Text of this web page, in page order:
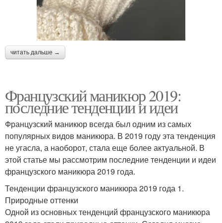
читать дальше →
Французский маникюр 2019:
последние тенденции и идеи
Французский маникюр всегда был одним из самых
популярных видов маникюра. В 2019 году эта тенденция
не угасла, а наоборот, стала еще более актуальной. В
этой статье мы рассмотрим последние тенденции и идеи
французского маникюра 2019 года.
Тенденции французского маникюра 2019 года 1.
Природные оттенки
Одной из основных тенденций французского маникюра